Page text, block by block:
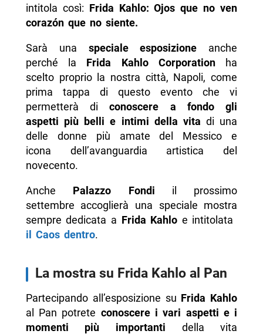
intitola così: Frida Kahlo: Ojos que no ven
corazón que no siente.
Sarà una speciale esposizione anche
perché la Frida Kahlo Corporationha
scelto proprio la nostra città, Napoli, come
prima tappa di questo evento che vi
permetterà diconoscere a fondo gli
aspetti più belli e intimi della vita di una
delle donne più amate del Messico e
icona dell’avanguardia artistica del
novecento.
Anche Palazzo Fondi il prossimo
settembre accoglierà una speciale mostra
sempre dedicata a Frida Kahlo e intitolata
il Caos dentro.
La mostra su Frida Kahlo al Pan
Partecipando all’esposizione su Frida Kahlo
al Pan potrete conoscere i vari aspetti e i
momenti più importanti della vita